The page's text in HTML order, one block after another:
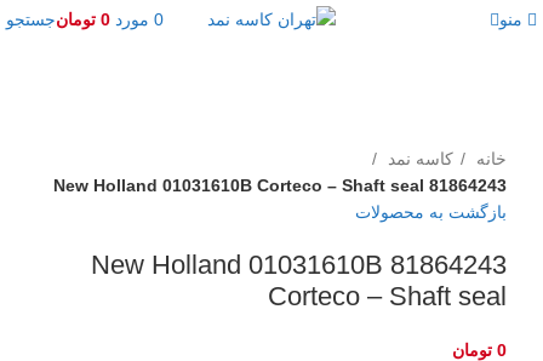
منو 0 مورد 0 تومانجستجو
خانه
کاسه نمد
81864243 New Holland 01031610B Corteco – Shaft seal
بازگشت به محصولات
81864243 New Holland 01031610B
Corteco – Shaft seal
0 تومان